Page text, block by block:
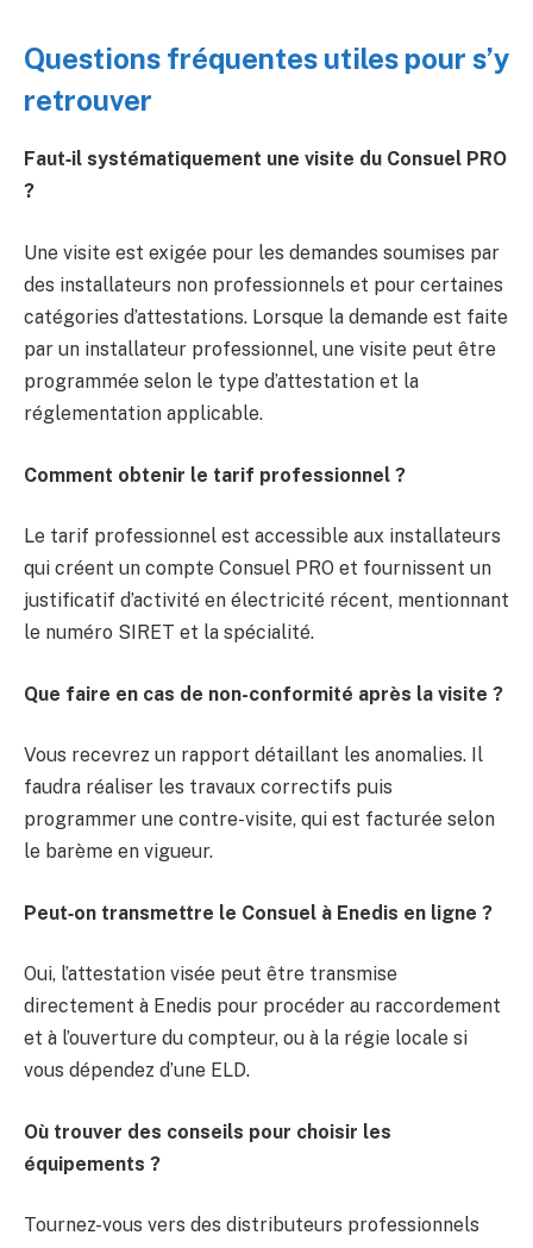
Questions fréquentes utiles pour s’y
retrouver
Faut‑il systématiquement une visite du Consuel PRO
?
Une visite est exigée pour les demandes soumises par
des installateurs non professionnels et pour certaines
catégories d’attestations. Lorsque la demande est faite
par un installateur professionnel, une visite peut être
programmée selon le type d’attestation et la
réglementation applicable.
Comment obtenir le tarif professionnel ?
Le tarif professionnel est accessible aux installateurs
qui créent un compte Consuel PRO et fournissent un
justificatif d’activité en électricité récent, mentionnant
le numéro SIRET et la spécialité.
Que faire en cas de non-conformité après la visite ?
Vous recevrez un rapport détaillant les anomalies. Il
faudra réaliser les travaux correctifs puis
programmer une contre-visite, qui est facturée selon
le barème en vigueur.
Peut‑on transmettre le Consuel à Enedis en ligne ?
Oui, l’attestation visée peut être transmise
directement à Enedis pour procéder au raccordement
et à l’ouverture du compteur, ou à la régie locale si
vous dépendez d’une ELD.
Où trouver des conseils pour choisir les
équipements ?
Tournez-vous vers des distributeurs professionnels